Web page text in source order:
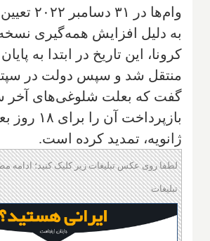
وام‌ها در
به دلیل افزایش همه‌گیری
منتقل شد و سپس دولت در
گفت که بعلت شلوغی‌های آخر
ژانویه، تمدید کرده است.
لطفا روی عکس تبلیغات زیر کلیک کنید؛ ادامه
تبلیغات